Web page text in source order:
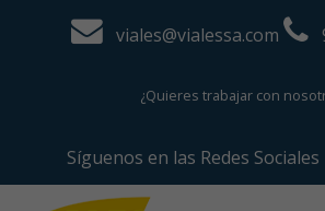
viales@vialessa.com
¿Quieres trabajar con
Síguenos en las Redes Sociales